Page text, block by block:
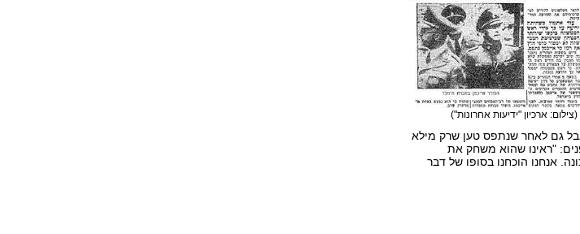
(צילום: ארכיון "ידיעות אחרונות")
גם לאחר שנתפס טען שרק מילא
"ראינו שהוא משחק את
אנחנו הוכחנו בסופו של דבר